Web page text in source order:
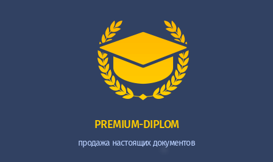
PREMIUM-DIPLOM
продажа настоящих документов